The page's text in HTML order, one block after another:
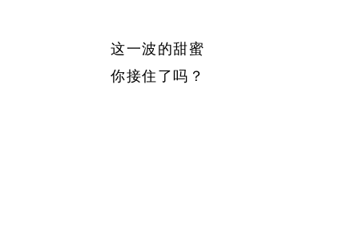
这一波的甜蜜
你接住了吗？